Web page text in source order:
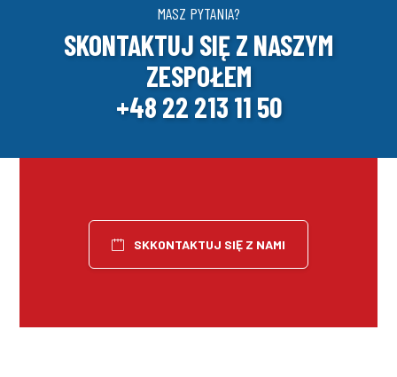
MASZ PYTANIA?
SKONTAKTUJ SIĘ Z NASZYM
ZESPOŁEM
+48 22 213 11 50
SKKONTAKTUJ SIĘ Z NAMI